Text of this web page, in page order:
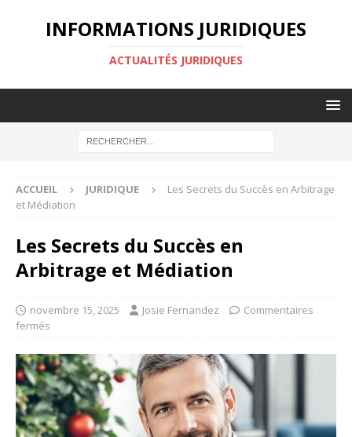
INFORMATIONS JURIDIQUES
ACTUALITÉS JURIDIQUES
ACCUEIL JURIDIQUE
Les Secrets du Succès en Arbitrage
et Médiation
Les Secrets du Succès en
Arbitrage et Médiation
novembre 15, 2025 Josie Fernandez
Commentaires
fermés